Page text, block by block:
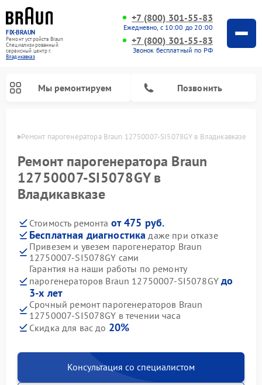
FIX-BRAUN
Ремонт устройств Braun
Специализированный
cервисный центр г.
Владикавказ
+7 (800) 301-55-83
Ежедневно, с 10:00 до 20:00
+7 (800) 301-55-83
Звонок бесплатный по РФ
Мы ремонтируем Позвонить
Ремонт парогенератора Braun 12750007-SI5078GY в Владикавказе
Ремонт парогенератора Braun
12750007-SI5078GY в
Владикавказе
Стоимость ремонта от 475 руб.
Бесплатная диагностика даже при отказе
Привезем и увезем парогенератор Braun
12750007-SI5078GY сами
Гарантия на наши работы по ремонту
парогенераторов Braun 12750007-SI5078GY до
3-х лет
Срочный ремонт парогенераторов Braun
12750007-SI5078GY в течении часа
Скидка для вас до 20%
Консультация со специалистом